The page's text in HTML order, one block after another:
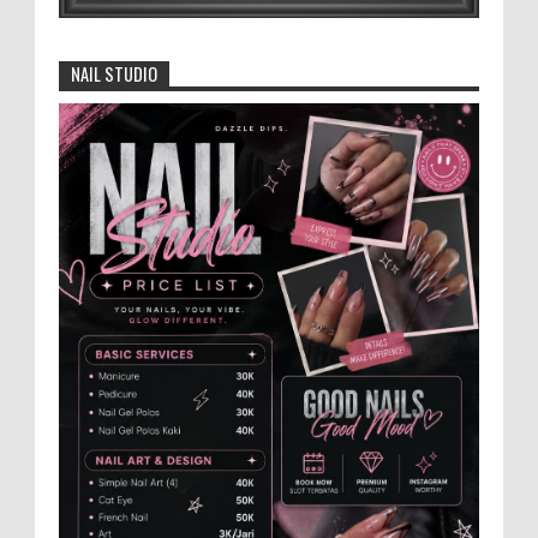
Digelontor Bantuan CSR Jumbo dan Bibit
Ternak Gratis ‎
‎BLORA – Wakil Bupati Blora Hj. Sri
Setyorini menghadiri Rapat Anggota Tahunan (RAT)
Kelompok Tani Hutan (KTH) Masjid Baitur Mulyo yang
dig...
Anggota Karang Taruna Urunan Demi
Nobar Indonesia Lawan Vietnam
Pertandingan sepakbola antara Tim
Indonesia dan Vietnam tidak dilewatkan
begitu saha oleh penggemar bola, termasuk karang
taruna bahkan mere...
Santri Milenial Siap Sukseskan Program
PTSL
NAIL STUDIO